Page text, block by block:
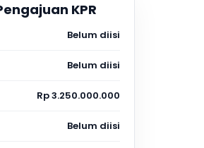
KPR
Belum diisi
Belum diisi
Rp 3.250.000.000
Belum diisi